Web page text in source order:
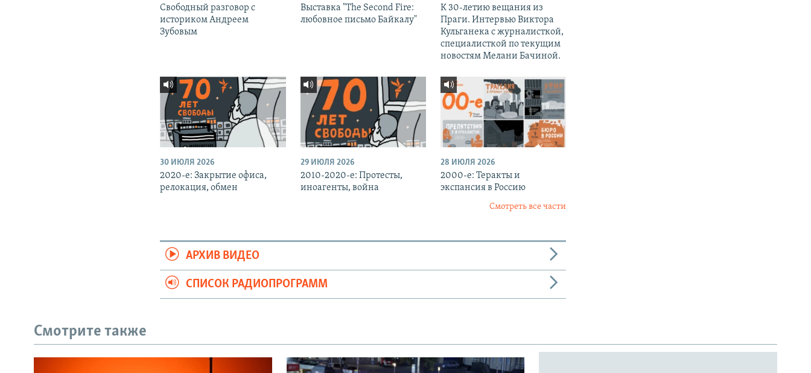
Свободный разговор с
историком Андреем
Зубовым
Выставка "The Second Fire:
любовное письмо Байкалу"
К 30-летию вещания из
Праги. Интервью Виктора
Кульганека с журналисткой,
специалисткой по текущим
новостям Мелани Бачиной.
30 ИЮЛЯ 2026
2020-е: Закрытие офиса,
релокация, обмен
29 ИЮЛЯ 2026
2010-2020-е: Протесты,
иноагенты, война
28 ИЮЛЯ 2026
2000-е: Теракты и
экспансия в Россию
Смотреть все части
АРХИВ ВИДЕО
СПИСОК РАДИОПРОГРАММ
Смотрите также